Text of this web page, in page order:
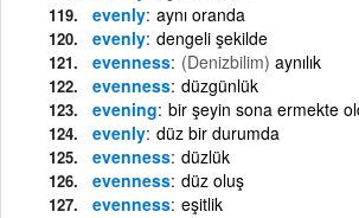
evenly aynı oranda
evenly dengeli şekilde
evenness (Denizbilim) aynılık
evenness düzgünlük
evening bir şeyin sona ermekte
evenly düz bir durumda
evenness düzlük
evenness düz oluş
evenness eşitlik